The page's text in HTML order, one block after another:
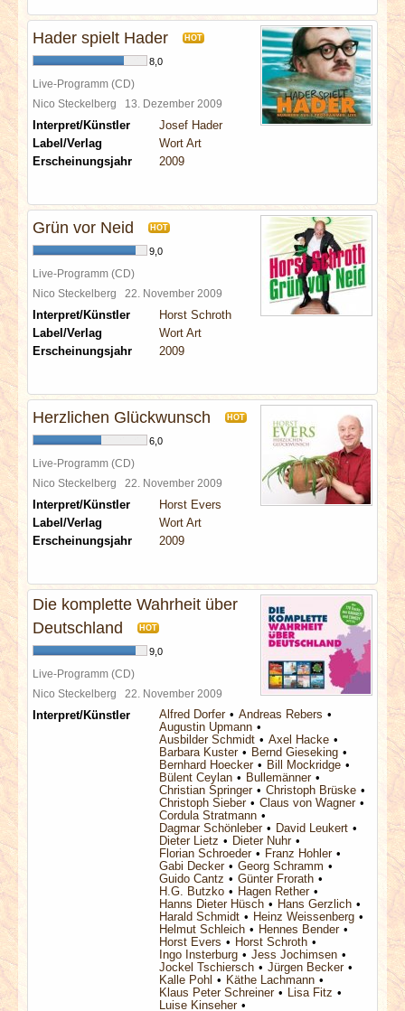
Hader spielt Hader HOT
8,0
Live-Programm (CD)
Nico Steckelberg 13. Dezember 2009
Interpret/Künstler
Josef Hader
Label/Verlag
Wort Art
Erscheinungsjahr
2009
Grün vor Neid HOT
9,0
Live-Programm (CD)
Nico Steckelberg 22. November 2009
Interpret/Künstler
Horst Schroth
Label/Verlag
Wort Art
Erscheinungsjahr
2009
Herzlichen Glückwunsch HOT
6,0
Live-Programm (CD)
Nico Steckelberg 22. November 2009
Interpret/Künstler
Horst Evers
Label/Verlag
Wort Art
Erscheinungsjahr
2009
Die komplette Wahrheit über
Deutschland
HOT
9,0
Live-Programm (CD)
Nico Steckelberg 22. November 2009
Interpret/Künstler Alfred Dorfer
Andreas Rebers
Augustin Upmann
Ausbilder Schmidt
Axel Hacke
Barbara Kuster
Bernd Gieseking
Bernhard Hoecker
Bill Mockridge
Bülent Ceylan
Bullemänner
Christian Springer
Christoph Brüske
Christoph Sieber
Claus von Wagner
Cordula Stratmann
Dagmar Schönleber
David Leukert
Dieter Lietz
Dieter Nuhr
Florian Schroeder
Franz Hohler
Gabi Decker
Georg Schramm
Guido Cantz
Günter Frorath
H.G. Butzko
Hagen Rether
Hanns Dieter Hüsch
Hans Gerzlich
Harald Schmidt
Heinz Weissenberg
Helmut Schleich
Hennes Bender
Horst Evers
Horst Schroth
Ingo Insterburg
Jess Jochimsen
Jockel Tschiersch
Jürgen Becker
Kalle Pohl
Käthe Lachmann
Klaus Peter Schreiner
Lisa Fitz
Luise Kinseher